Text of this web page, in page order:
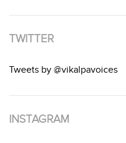
TWITTER
Tweets by @vikalpavoices
INSTAGRAM